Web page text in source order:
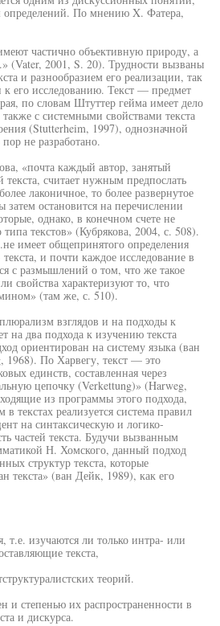
По мнению X. Фатера,
частично объективную природу, а
(Vater, 2001, S. 20). Трудности вызваны
и разнообразием его реализации, так
его исследованию. Текст — предмет
по словам Штуттер гейма имеет дело
с системными свойствами текста
(Stutterheim, 1997), однозначной
не разработано.
«почта каждый автор, занятый
текста, считает нужным предпослать
лаконичное, то более развернутое
затем остановится на перечислении
однако, в конечном счете не
текстов» (Кубрякова, 2004, с. 508).
имеет общепринятого определения
текста, и почти каждое исследование в
с размышлений о том, что же такое
свойства характеризуют то, что
(там же, с. 510).
взглядов и на подходы к
на два подхода к изучению текста
ориентирован на систему языка (ван
1968). По Харвегу, текст — это
единств, составленная через
цепочку (Verkettung)» (Harweg,
из программы этого подхода,
текстах реализуется система правил
на синтаксическую и логико-
частей текста. Будучи вызванным
Н. Хомского, данный подход
структур текста, которые
текста» (ван Дейк, 1989), как его
т.е. изучаются ли только интра- или
текста,
теорий.
и степенью их распространенности в
и дискурса.